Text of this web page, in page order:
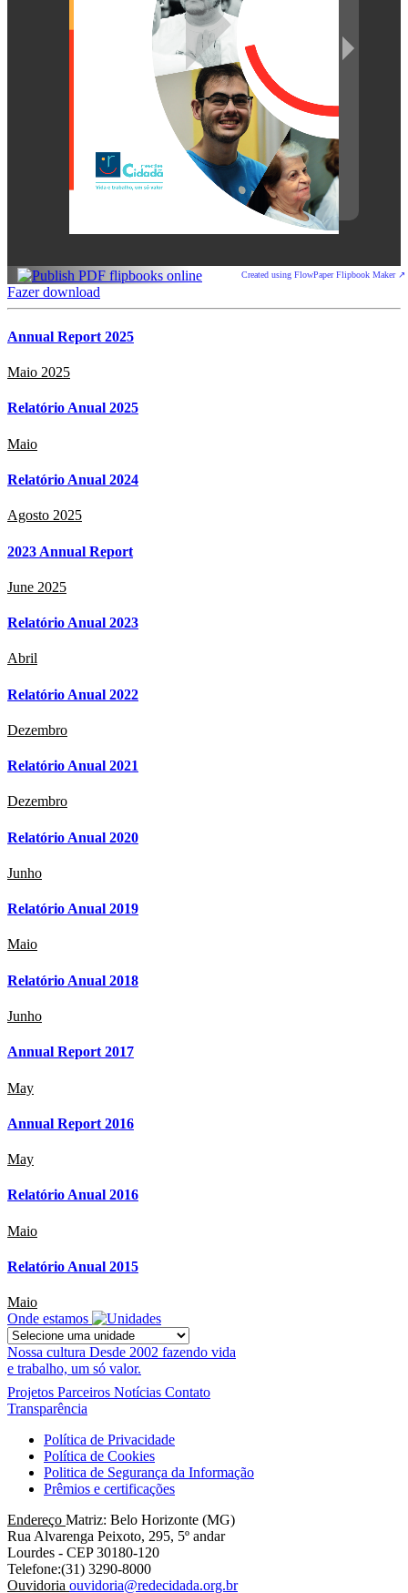
Created using FlowPaper Flipbook Maker ↗
Fazer download
Annual Report 2025
Maio 2025
Relatório Anual 2025
Maio
Relatório Anual 2024
Agosto 2025
2023 Annual Report
June 2025
Relatório Anual 2023
Abril
Relatório Anual 2022
Dezembro
Relatório Anual 2021
Dezembro
Relatório Anual 2020
Junho
Relatório Anual 2019
Maio
Relatório Anual 2018
Junho
Annual Report 2017
May
Annual Report 2016
May
Relatório Anual 2016
Maio
Relatório Anual 2015
Maio
Onde estamos
Nossa cultura Desde 2002 fazendo vida
e trabalho, um só valor.
Projetos Parceiros Notícias Contato
Transparência
Política de Privacidade
Política de Cookies
Politica de Segurança da Informação
Prêmios e certificações
Endereço Matriz: Belo Horizonte (MG)
Rua Alvarenga Peixoto, 295, 5º andar
Lourdes - CEP 30180-120
Telefone:(31) 3290-8000
Ouvidoria ouvidoria@redecidada.org.br